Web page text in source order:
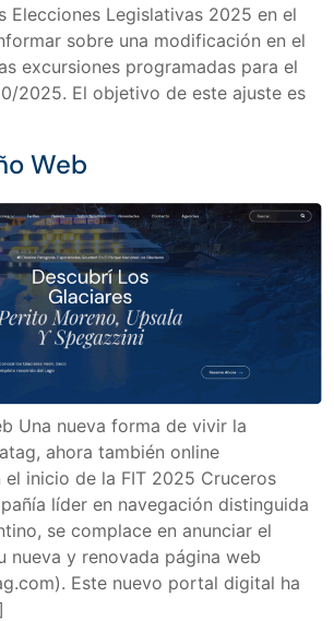
Elecciones Legislativas 2025 en el
sobre una modificación en el
excursiones programadas para el
2025. El objetivo de este ajuste es
Web
Una nueva forma de vivir la
ahora también online
inicio de la FIT 2025 Cruceros
líder en navegación distinguida
se complace en anunciar el
nueva y renovada página web
Este nuevo portal digital ha